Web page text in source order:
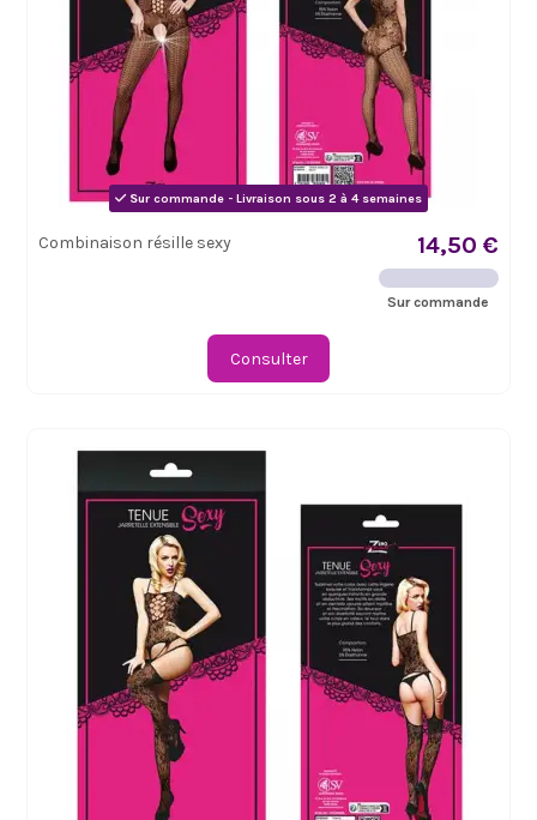
Sur commande - Livraison sous 2 à 4 semaines
Combinaison résille sexy 14,50 €
Sur commande
Consulter